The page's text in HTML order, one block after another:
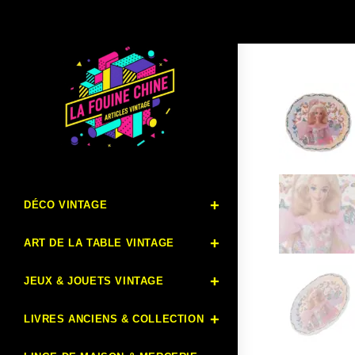
DÉCO VINTAGE
ART DE LA TABLE VINTAGE
JEUX & JOUETS VINTAGE
LIVRES ANCIENS & COLLECTION